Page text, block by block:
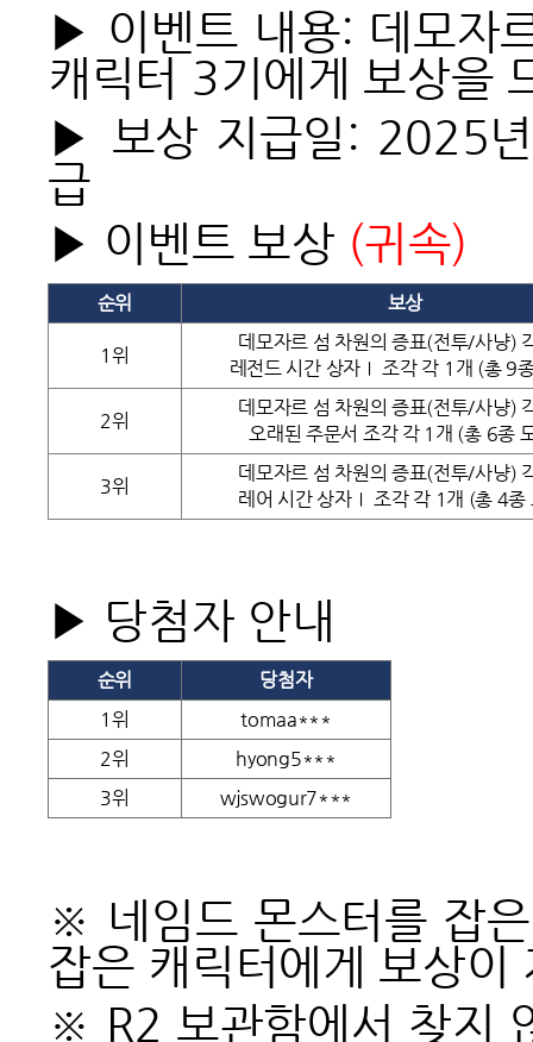
▶ 이벤트 내용: 데모자
캐릭터 3기에게 보상을
▶ 보상 지급일: 2025
급
▶ 이벤트 보상 (귀속)
순위 보상
1위
데모자르 섬 차원의 증표(전투/사냥)
레전드 시간 상자Ⅰ 조각 각 1개 (총 9
2위
데모자르 섬 차원의 증표(전투/사냥)
오래된 주문서 조각 각 1개 (총 6종
3위
데모자르 섬 차원의 증표(전투/사냥)
레어 시간 상자Ⅰ 조각 각 1개 (총 4종
▶ 당첨자 안내
순위
당첨자
1위
tomaa***
2위
hyong5***
3위
wjswogur7***
※ 네임드 몬스터를 잡
잡은 캐릭터에게 보상이
※ R2 보관함에서 찾지